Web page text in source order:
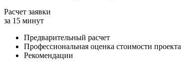
Расчет заявки
за 15 минут
Предварительный расчет
Профессиональная оценка стоимости проекта
Рекомендации